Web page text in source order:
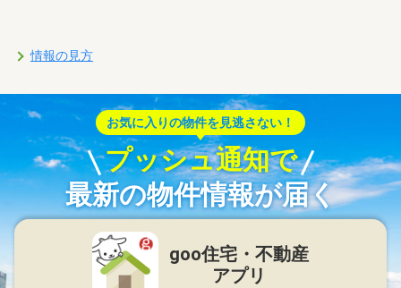
情報の見方
お気に入りの物件を見逃さない！
プッシュ通知で
最新の物件情報が届く
goo住宅・不動産
アプリ